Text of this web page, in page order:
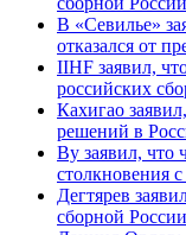
В «Севилье»
отказался от
IIHF заявил,
российских
Кахигао
решений в
Ву заявил, что
столкновения
Дегтярев
сборной